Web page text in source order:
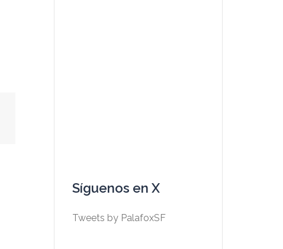
Síguenos en X
Tweets by PalafoxSF